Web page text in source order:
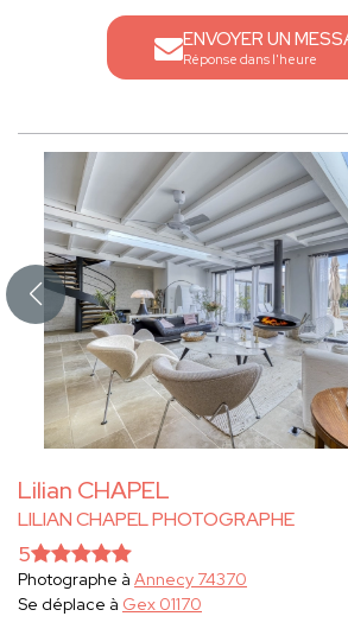
ENVOYER UN
Réponse dans l'heure
Lilian CHAPEL
LILIAN CHAPEL PHOTOGRAPHE
5
Photographe à Annecy 74370
Se déplace à Gex 01170